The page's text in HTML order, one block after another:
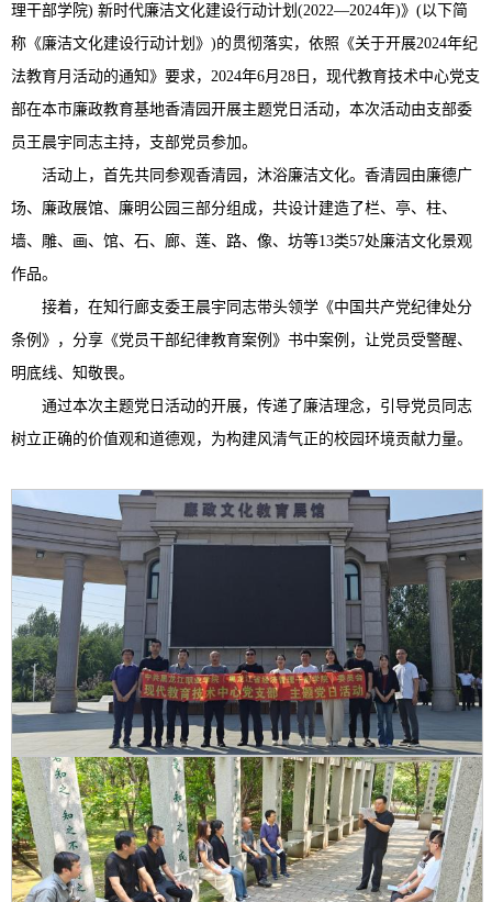
理干部学院) 新时代廉洁文化建设行动计划(2022—2024年)》(以下简
称《廉洁文化建设行动计划》)的贯彻落实，依照《关于开展2024年纪
法教育月活动的通知》要求，2024年6月28日，现代教育技术中心党支
部在本市廉政教育基地香清园开展主题党日活动，本次活动由支部委
员王晨宇同志主持，支部党员参加。
活动上，首先共同参观香清园，沐浴廉洁文化。香清园由廉德广
场、廉政展馆、廉明公园三部分组成，共设计建造了栏、亭、柱、
墙、雕、画、馆、石、廊、莲、路、像、坊等13类57处廉洁文化景观
作品。
接着，在知行廊支委王晨宇同志带头领学《中国共产党纪律处分
条例》，分享《党员干部纪律教育案例》书中案例，让党员受警醒、
明底线、知敬畏。
通过本次主题党日活动的开展，传递了廉洁理念，引导党员同志
树立正确的价值观和道德观，为构建风清气正的校园环境贡献力量。